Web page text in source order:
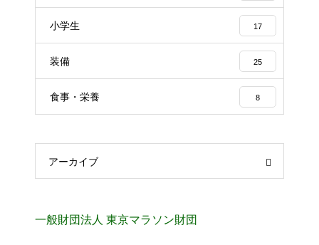
小学生 17
装備 25
食事・栄養 8
アーカイブ
一般財団法人 東京マラソン財団